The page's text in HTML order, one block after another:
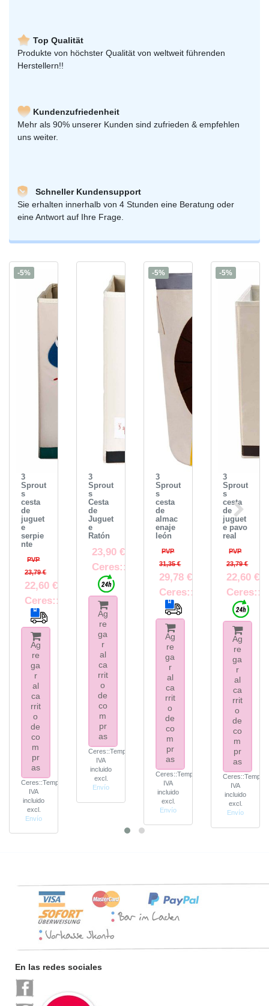
Top Qualität
Produkte von höchster Qualität von weltweit führenden
Herstellern!!
Kundenzufriedenheit
Mehr als 90% unserer Kunden sind zufrieden & empfehlen
uns weiter.
Schneller Kundensupport
Sie erhalten innerhalb von 4 Stunden eine Beratung oder
eine Antwort auf Ihre Frage.
-5%
3
Sprout
s
cesta
de
juguet
e
serpie
nte
PVP
23,79 €
22,60 €
Ceres::Template.itemFootnote
Ag
re
ga
r
al
ca
rrit
o
de
co
m
pr
as
Ceres::Template.itemFootnote
IVA
incluido
excl.
Envío
3
Sprout
s
Cesta
de
Juguet
e
Ratón
23,90 €
Ceres::Template.itemFootnote
Ag
re
ga
r
al
ca
rrit
o
de
co
m
pr
as
Ceres::Template.itemFootnote
IVA
incluido
excl.
Envío
-5%
3
Sprout
s
cesta
de
almac
enaje
león
PVP
31,35 €
29,78 €
Ag
re
ga
r
al
ca
rrit
o
de
co
m
pr
as
Ceres::Template.itemFootnote
IVA
incluido
excl.
Envío
-5%
3
Sprout
s
cesta
de
juguet
e pavo
real
PVP
23,79 €
22,60 €
Ag
re
ga
r
al
ca
rrit
o
de
co
m
pr
as
IVA
incluido
excl.
Envío
En las redes sociales